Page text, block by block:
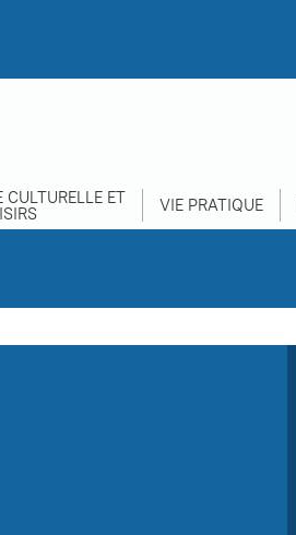
CULTURELLE ET VIE PRATIQUE